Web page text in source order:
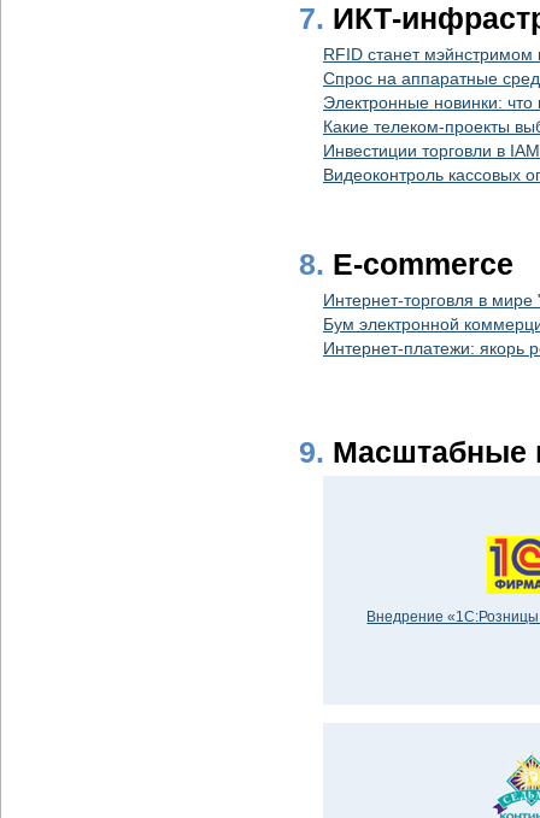
7. ИКТ-
RFID станет мэйнстримом
Спрос на аппаратные
Электронные новинки:
Какие телеком-проекты
Инвестиции торговли в
Видеоконтроль кассовых
8. E-commerce
Интернет-торговля в мире
Бум электронной
Интернет-платежи: якорь
9. Масштабные
Внедрение